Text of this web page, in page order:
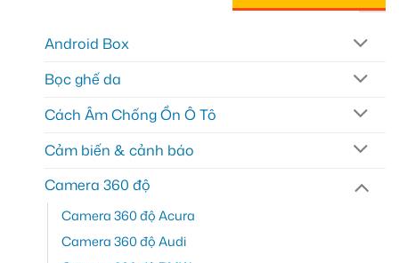
Android Box
Bọc ghế da
Cách Âm Chống Ồn Ô Tô
Cảm biến & cảnh báo
Camera 360 độ
Camera 360 độ Acura
Camera 360 độ Audi